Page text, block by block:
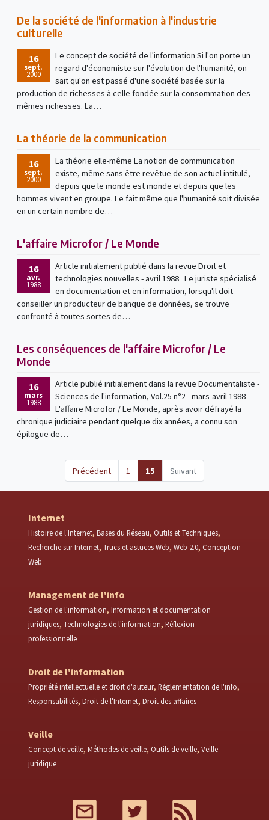
De la société de l'information à l'industrie
culturelle
16
sept.
2000
Le concept de société de l'information Si l'on porte un
regard d'économiste sur l'évolution de l'humanité, on
sait qu'on est passé d'une société basée sur la
production de richesses à celle fondée sur la consommation des
mêmes richesses. La…
La théorie de la communication
16
sept.
2000
La théorie elle-même La notion de communication
existe, même sans être revêtue de son actuel intitulé,
depuis que le monde est monde et depuis que les
hommes vivent en groupe. Le fait même que l'humanité soit divisée
en un certain nombre de…
L'affaire Microfor / Le Monde
16
avr.
1988
Article initialement publié dans la revue Droit et
technologies nouvelles - avril 1988 Le juriste spécialisé
en documentation et en information, lorsqu'il doit
conseiller un producteur de banque de données, se trouve
confronté à toutes sortes de…
Les conséquences de l'affaire Microfor / Le
Monde
16
mars
1988
Article publié initialement dans la revue Documentaliste -
Sciences de l'information, Vol.25 n°2 - mars-avril 1988
L'affaire Microfor / Le Monde, après avoir défrayé la
chronique judiciaire pendant quelque dix années, a connu son
épilogue de…
Précédent 1 15 (current)
Suivant
Internet
Histoire de l'Internet Bases du Réseau Outils et Techniques
Recherche sur Internet Trucs et astuces Web Web 2.0 Conception
Web
Management de l'info
Gestion de l'information Information et documentation
juridiques Technologies de l'information Réflexion
professionnelle
Droit de l'information
Propriété intellectuelle et droit d'auteur Réglementation de l'info
Responsabilités Droit de l'Internet Droit des affaires
Veille
Concept de veille Méthodes de veille Outils de veille Veille
juridique
Twitter